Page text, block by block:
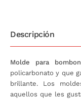
Descripción
Molde para
policarbonato y que
brillante. Los
aquellos que les